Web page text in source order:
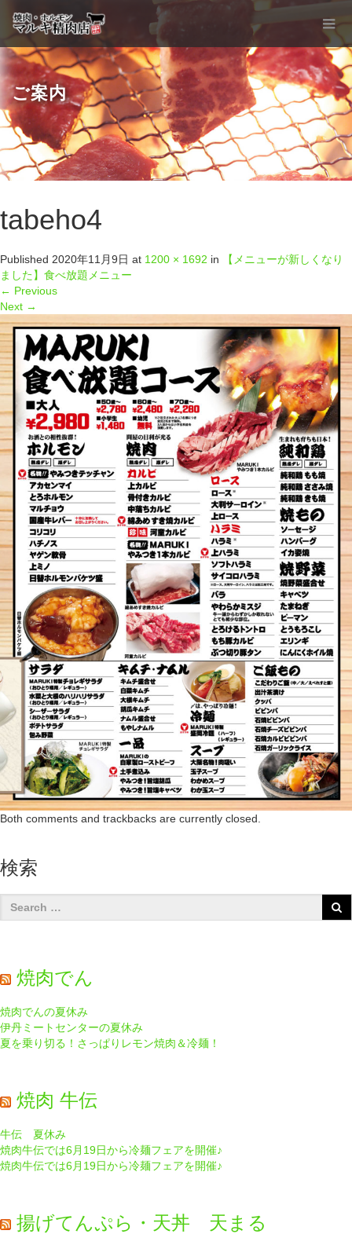
ご案内
tabeho4
Published 2020年11月9日 at 1200 × 1692 in
【メニューが新しくなり
ました】食べ放題メニュー
← Previous
Next →
Both comments and trackbacks are currently closed.
検索
焼肉でん
焼肉でんの夏休み
伊丹ミートセンターの夏休み
夏を乗り切る！さっぱりレモン焼肉＆冷麺！
焼肉 牛伝
牛伝 夏休み
焼肉牛伝では6月19日から冷麺フェアを開催♪
焼肉牛伝では6月19日から冷麺フェアを開催♪
揚げてんぷら・天丼 天まる